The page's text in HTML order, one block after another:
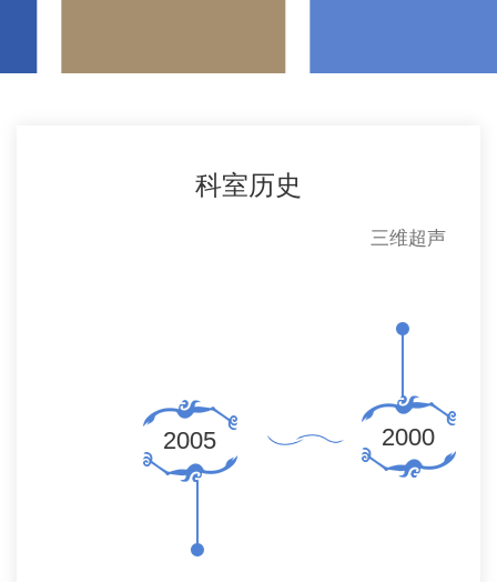
科室历史
2005 2000
三维超声